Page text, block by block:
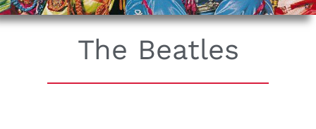
The Beatles